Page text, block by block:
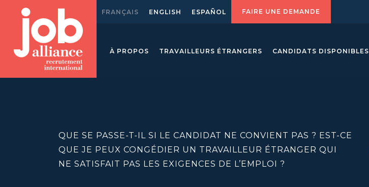
FRANÇAIS ENGLISH ESPAÑOL FAIRE UNE DEMANDE
À PROPOS TRAVAILLEURS ÉTRANGERS CANDIDATS DISPONIBLES
QUE SE PASSE-T-IL SI LE CANDIDAT NE CONVIENT PAS ? EST-CE
QUE JE PEUX CONGÉDIER UN TRAVAILLEUR ÉTRANGER QUI
NE SATISFAIT PAS LES EXIGENCES DE L’EMPLOI ?